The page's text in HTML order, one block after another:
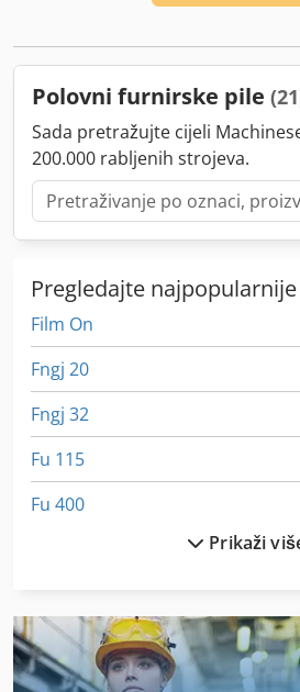
Polovni furnirske pile
Sada pretražujte cijeli
200.000 rabljenih strojeva.
Pregledajte
Film On
Fngj 20
Fngj 32
Fu 115
Fu 400
International 433
International 434
Prikaži